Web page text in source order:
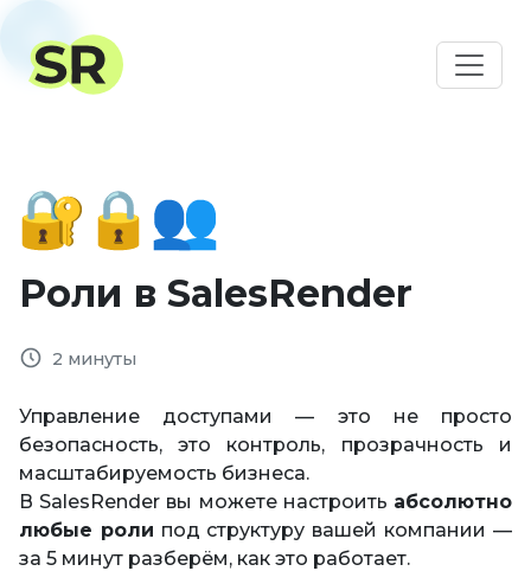
Роли в SalesRender
2 минуты
Управление доступами — это не просто
безопасность, это контроль, прозрачность и
масштабируемость бизнеса.
В SalesRender вы можете настроить абсолютно
любые роли под структуру вашей компании —
за 5 минут разберём, как это работает.